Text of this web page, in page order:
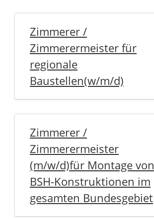
Zimmerer /
Zimmerermeister für
regionale
Baustellen(w/m/d)
Zimmerer /
Zimmerermeister
(m/w/d)für Montage von
BSH-Konstruktionen im
gesamten Bundesgebiet